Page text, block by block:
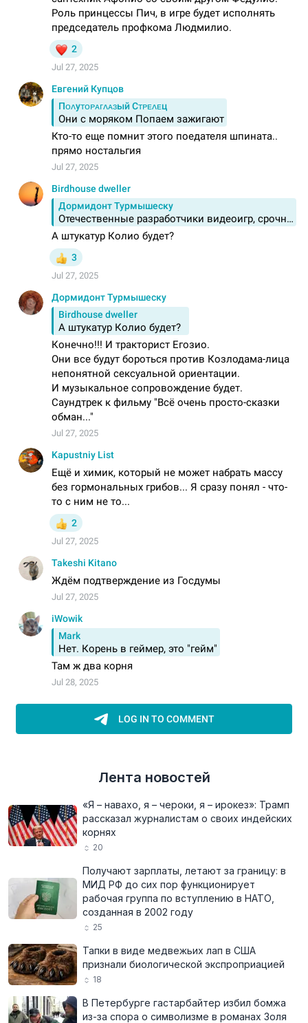
Лента новостей
«Я – навахо, я – чероки, я – ирокез»: Трамп
рассказал журналистам о своих индейских
корнях
20
Получают зарплаты, летают за границу: в
МИД РФ до сих пор функционирует
рабочая группа по вступлению в НАТО,
созданная в 2002 году
25
Тапки в виде медвежьих лап в США
признали биологической экспроприацией
18
В Петербурге гастарбайтер избил бомжа
из-за спора о символизме в романах Золя